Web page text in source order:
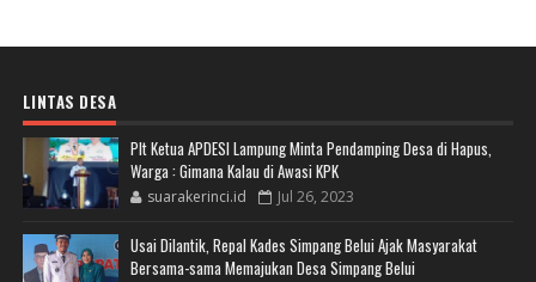
LINTAS DESA
Plt Ketua APDESI Lampung Minta Pendamping Desa di Hapus,
Warga : Gimana Kalau di Awasi KPK
suarakerinci.id Jul 26, 2023
Usai Dilantik, Repal Kades Simpang Belui Ajak Masyarakat
Bersama-sama Memajukan Desa Simpang Belui